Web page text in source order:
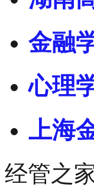
金融
心理
上海
经管之